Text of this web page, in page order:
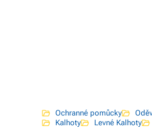
Ochranné pomůcky
Kalhoty
Levné Kalhoty